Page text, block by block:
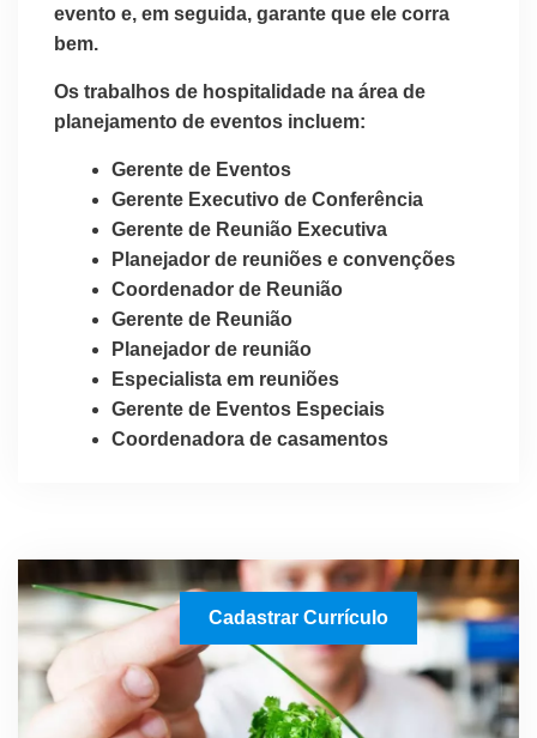
evento e, em seguida, garante que ele corra
bem.
Os trabalhos de hospitalidade na área de
planejamento de eventos incluem:
Gerente de Eventos
Gerente Executivo de Conferência
Gerente de Reunião Executiva
Planejador de reuniões e convenções
Coordenador de Reunião
Gerente de Reunião
Planejador de reunião
Especialista em reuniões
Gerente de Eventos Especiais
Coordenadora de casamentos
Cadastrar Currículo